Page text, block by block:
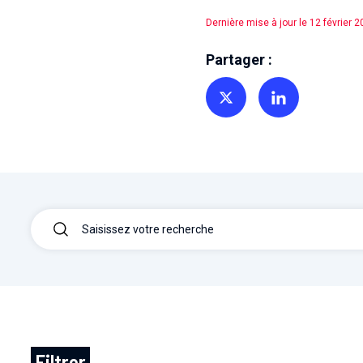
Dernière mise à jour le 12 février
Partager :
Partager sur TwitterPartager sur Linkedin